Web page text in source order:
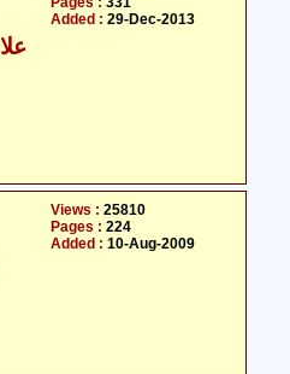
Added : 29-Dec-2013
Views : 25810
Pages : 224
Added : 10-Aug-2009